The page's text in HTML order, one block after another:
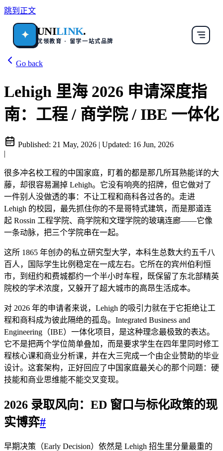
跳到正文
✦ UNILINK.
优领教育 · 留学一站式品牌
Go back
Lehigh 里海 2026 申请深度指
南：工程 / 商学院 / IBE 一体化
Published: 21 May, 2026 | Updated: 16 Jun, 2026
|
很多冲名校工程的中国家庭，盯着的都是那几所耳熟能详的大
藤，却很容易漏掉 Lehigh。它没有响亮的招牌，但它做对了
一件别人没做透的事：不让工程和商科各过各的。走进
Lehigh 的校园，最先抓住你的不是哥特式建筑，而是那道连
起 Rossin 工程学院、商学院和文理学院的玻璃连廊——它像
一条动脉，把三个学院串在一起。
这所 1865 年创办的私立研究型大学，本科生总数大约五千八
百人，国际学生比例稳定在一成左右。它所在的宾州伯利恒
市，到纽约和费城都约一个半小时车程，既保留了东北部精英
院校的学术浓度，又躲开了超大城市的高昂生活成本。
对 2026 年的申请者来说，Lehigh 的吸引力就在于它拒绝让工
程和商科成为彼此隔绝的孤岛。Integrated Business and
Engineering（IBE）一体化项目，是这种理念最极致的表达。
它不是把两个学位简单叠加，而是要求学生在四年里同时修工
程核心课和商业分析课，并在大三完成一个由企业赞助的毕业
设计。这套架构，正好回应了中国家庭最关心的那个问题：硬
技能和商业思维能不能交叉变现。
2026 录取风向：ED 窗口与标化政策的现
实博弈#
早期决策（Early Decision）依然是 Lehigh 招生里分量最重的